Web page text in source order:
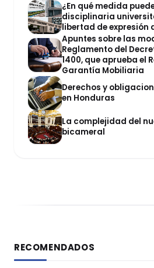
¿En qué medida
disciplinaria
libertad de expresión
Apuntes sobre las
Reglamento del
1400, que aprueba el
Garantía Mobiliaria
Derechos y
en Honduras
La complejidad del
bicameral
RECOMENDADOS
DERECHO CONSTITUCIONAL